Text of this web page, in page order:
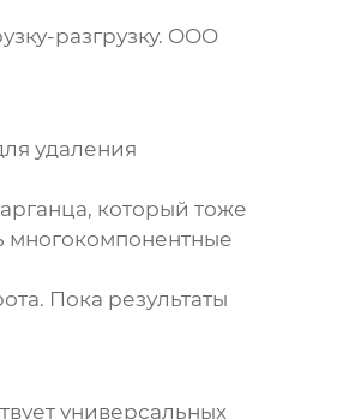
разгрузку. OOO
удаления
который тоже
многокомпонентные
Пока результаты
универсальных